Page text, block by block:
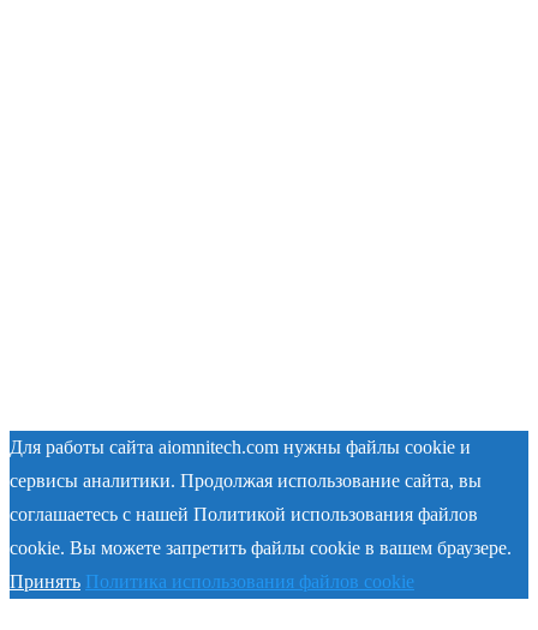
Для работы сайта aiomnitech.com нужны файлы cookie и
сервисы аналитики. Продолжая использование сайта, вы
соглашаетесь с нашей Политикой использования файлов
cookie. Вы можете запретить файлы cookie в вашем браузере.
Принять Политика использования файлов cookie